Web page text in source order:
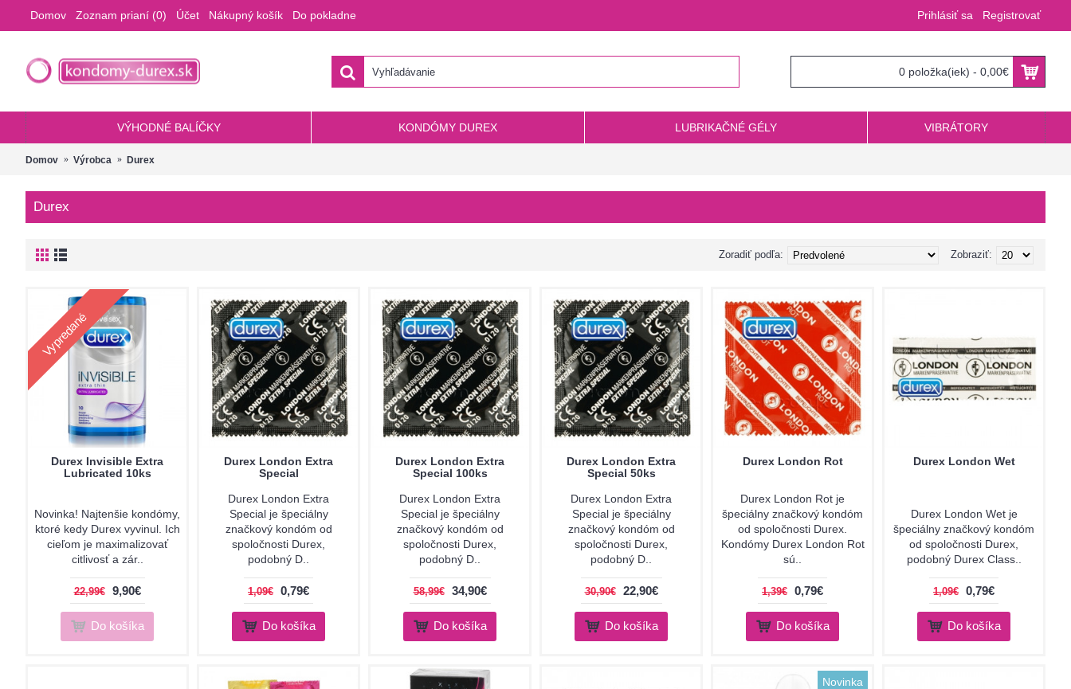
Domov Zoznam prianí (0) Účet Nákupný košík Do pokladne Prihlásiť sa Registrovať
0 položka(iek) - 0,00€
VÝHODNÉ BALÍČKY KONDÓMY DUREX LUBRIKAČNÉ GÉLY VIBRÁTORY
Domov Výrobca Durex
Durex
Zobraziť:
Zoradiť podľa:
Vypredané
Durex Invisible Extra
Lubricated 10ks
Novinka! Najtenšie kondómy,
ktoré kedy Durex vyvinul. Ich
cieľom je maximalizovať
citlivosť a zár..
22,99€ 9,90€
Do košíka
Durex London Extra
Special
Durex London Extra
Special je špeciálny
značkový kondóm od
spoločnosti Durex,
podobný D..
1,09€ 0,79€
Do košíka
Durex London Extra
Special 100ks
Durex London Extra
Special je špeciálny
značkový kondóm od
spoločnosti Durex,
podobný D..
58,99€ 34,90€
Do košíka
Durex London Extra
Special 50ks
Durex London Extra
Special je špeciálny
značkový kondóm od
spoločnosti Durex,
podobný D..
30,90€ 22,90€
Do košíka
Durex London Rot
Durex London Rot je
špeciálny značkový kondóm
od spoločnosti Durex.
Kondómy Durex London Rot
sú..
1,39€ 0,79€
Do košíka
Durex London Wet
Durex London Wet je
špeciálny značkový kondóm
od spoločnosti Durex,
podobný Durex Class..
1,09€ 0,79€
Do košíka
Novinka